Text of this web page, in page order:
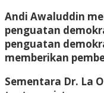
Andi Awaluddin
penguatan
penguatan
memberikan
Sementara Dr. La